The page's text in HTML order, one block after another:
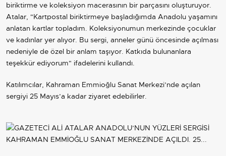
biriktirme ve koleksiyon macerasının bir parçasını oluşturuyor.
Atalar, "Kartpostal biriktirmeye başladığımda Anadolu yaşamını
anlatan kartlar topladım. Koleksiyonumun merkezinde çocuklar
ve kadınlar yer alıyor. Bu sergi, anneler günü öncesinde açılması
nedeniyle de özel bir anlam taşıyor. Katkıda bulunanlara
teşekkür ediyorum" ifadelerini kullandı.
Katılımcılar, Kahraman Emmioğlu Sanat Merkezi’nde açılan
sergiyi 25 Mayıs’a kadar ziyaret edebilirler.